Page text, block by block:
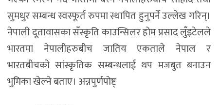
हिमपहिरोमा परेर निर्मल पुर्जासहित